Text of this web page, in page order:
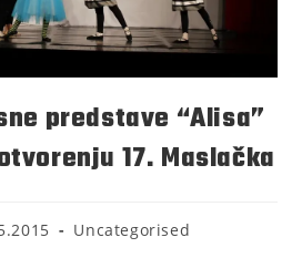
predstave “Alisa”
17. Maslačka
Uncategorised